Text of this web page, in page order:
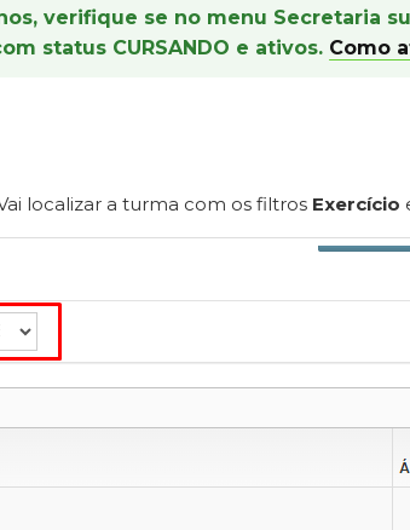
verifique se no menu Secretaria
status CURSANDO e ativos. Como
localizar a turma com os filtros Exercício